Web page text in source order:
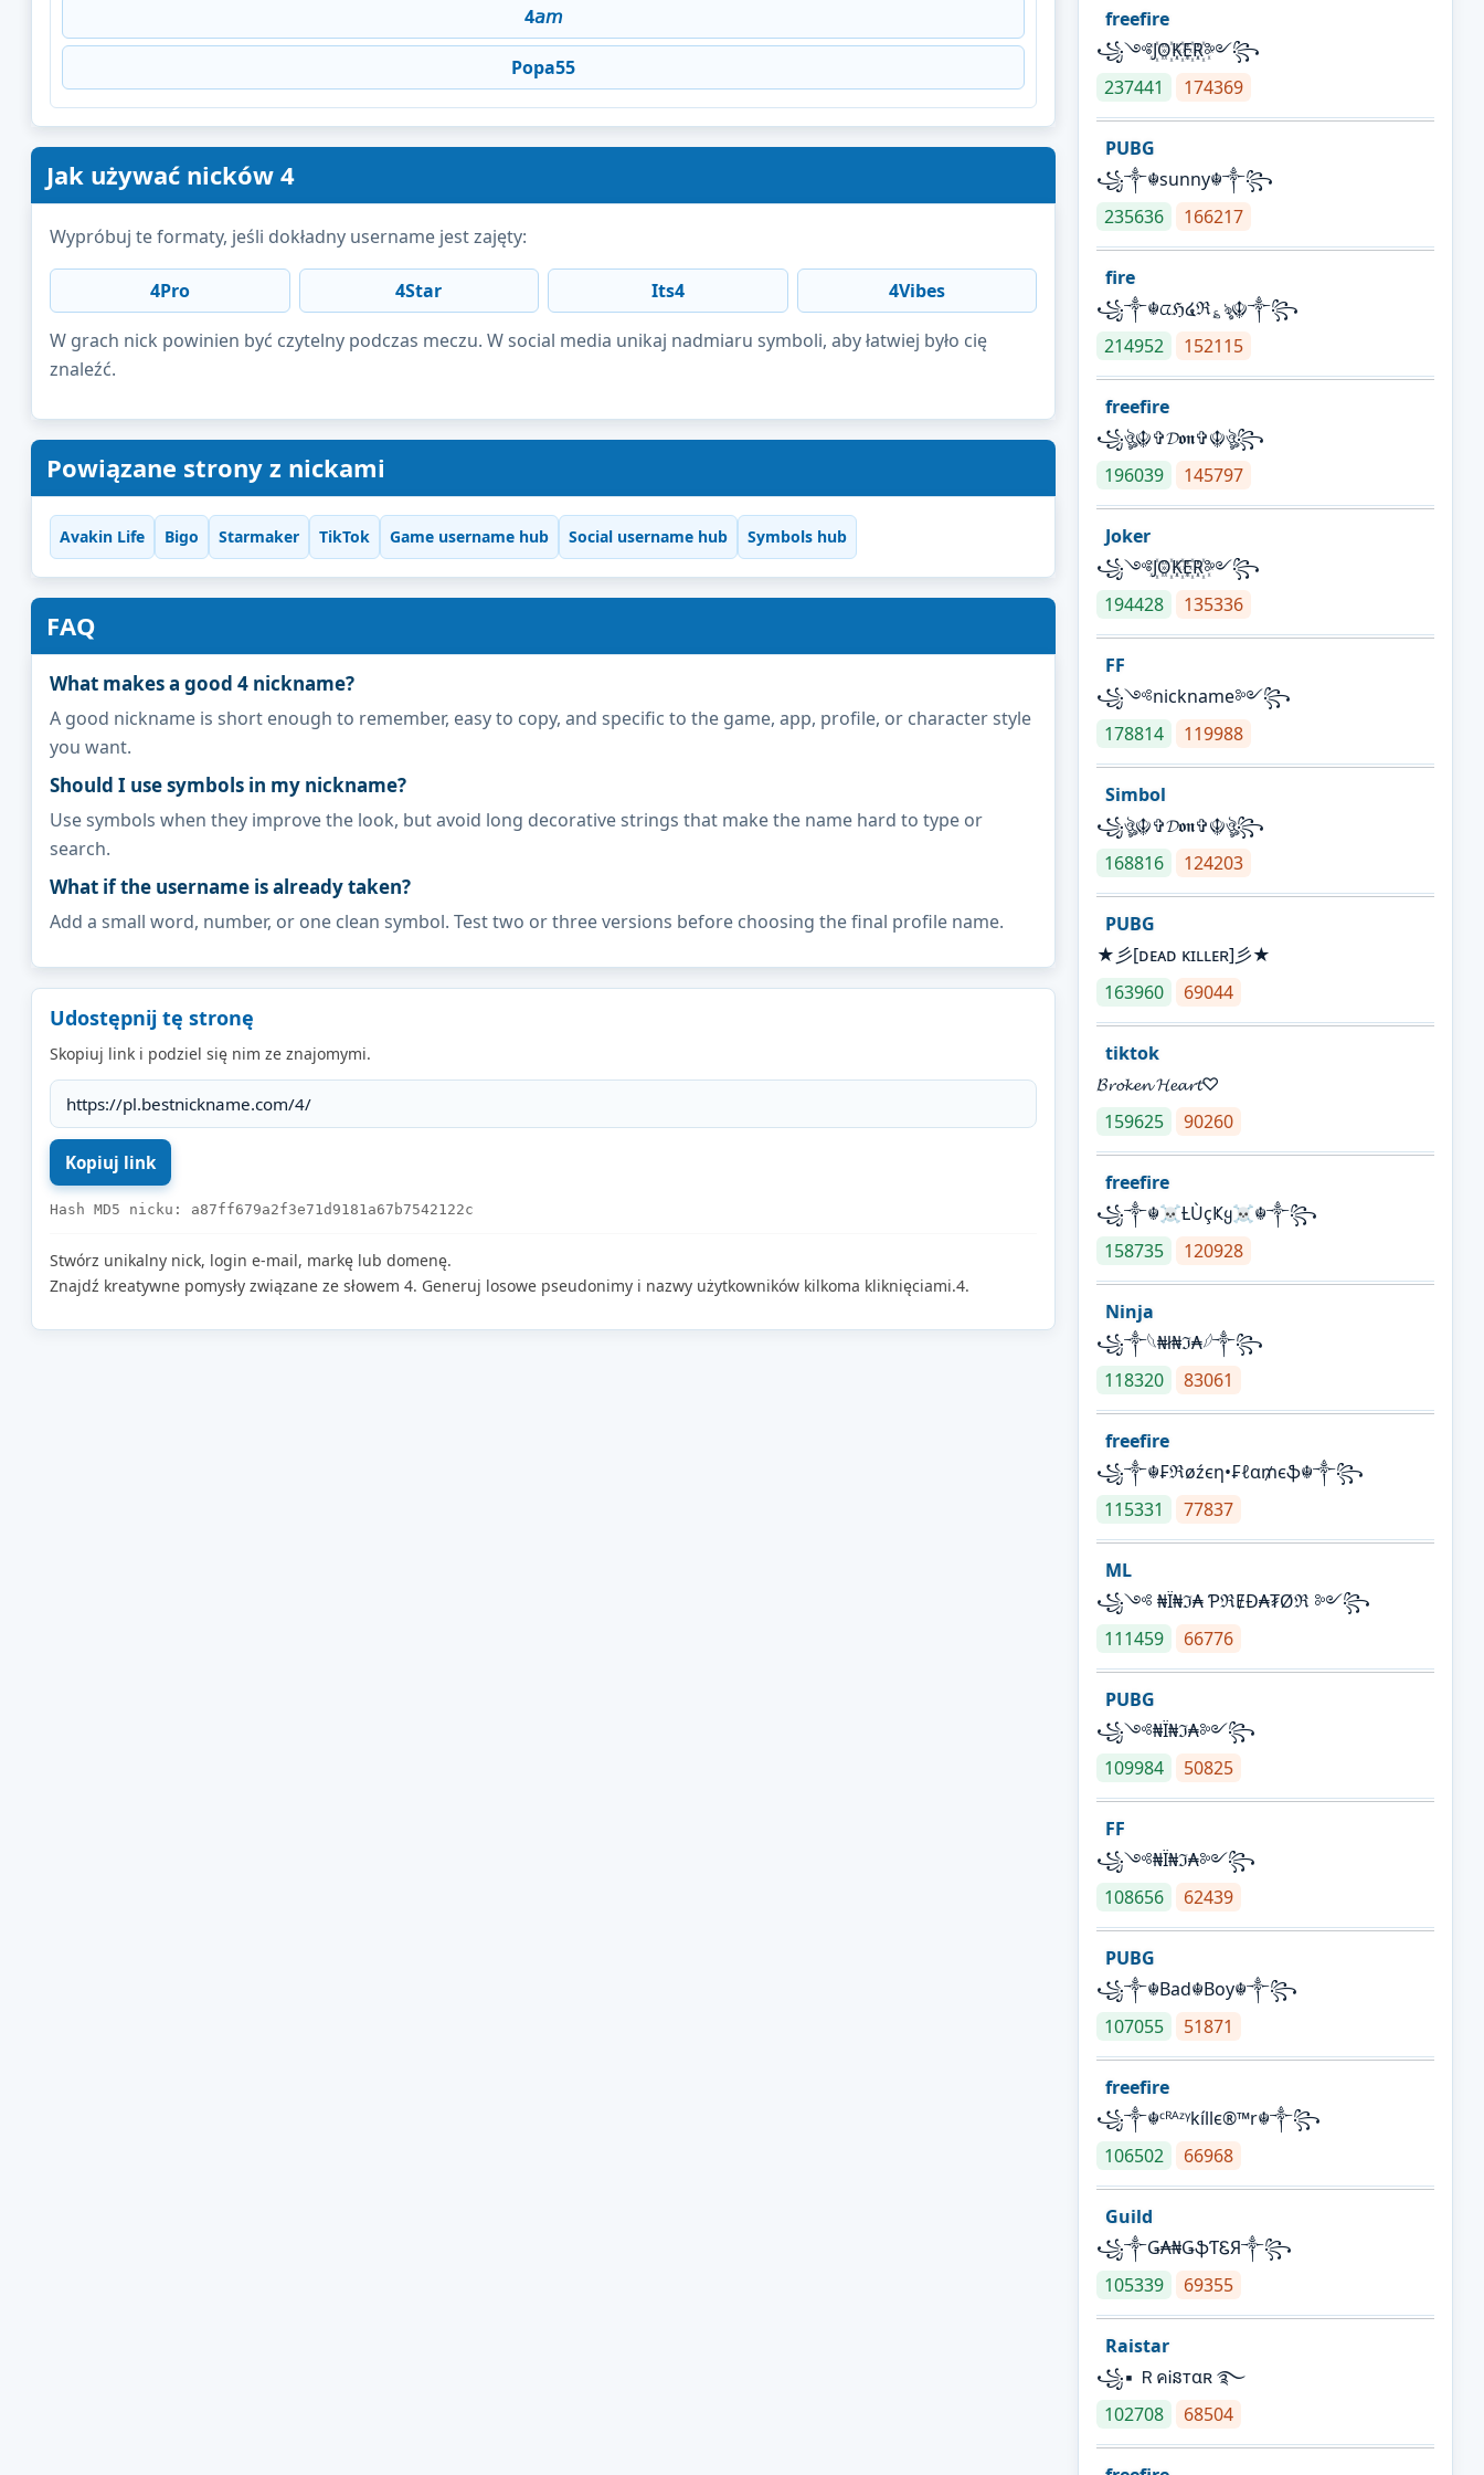
4𝘢𝘮
Popa55
Jak używać nicków 4
Wypróbuj te formaty, jeśli dokładny username jest zajęty:
4Pro 4Star Its4 4Vibes
W grach nick powinien być czytelny podczas meczu. W social media unikaj nadmiaru symboli, aby łatwiej było cię
znaleźć.
Powiązane strony z nickami
Avakin Life Bigo Starmaker TikTok Game username hub Social username hub Symbols hub
FAQ
What makes a good 4 nickname?
A good nickname is short enough to remember, easy to copy, and specific to the game, app, profile, or character style
you want.
Should I use symbols in my nickname?
Use symbols when they improve the look, but avoid long decorative strings that make the name hard to type or
search.
What if the username is already taken?
Add a small word, number, or one clean symbol. Test two or three versions before choosing the final profile name.
Udostępnij tę stronę
Skopiuj link i podziel się nim ze znajomymi.
Hash MD5 nicku: a87ff679a2f3e71d9181a67b7542122c
Stwórz unikalny nick, login e-mail, markę lub domenę.
Znajdź kreatywne pomysły związane ze słowem 4. Generuj losowe pseudonimy i nazwy użytkowników kilkoma kliknięciami.4.
freefire
꧁༺J꙰O꙰K꙰E꙰R꙰༻꧂
237441
174369
PUBG
꧁༒☬sunny☬༒꧂
235636
166217
fire
꧁༒☬ᤂℌ໔ℜ؏ৡ☬༒꧂
214952
152115
freefire
꧁ঔৣ☬✞𝓓𝖔𝖓✞☬ঔৣ꧂
196039
145797
Joker
꧁༺J꙰O꙰K꙰E꙰R꙰༻꧂
194428
135336
FF
꧁༺nickname༻꧂
178814
119988
Simbol
꧁ঔৣ☬✞𝓓𝖔𝖓✞☬ঔৣ꧂
168816
124203
PUBG
★彡[ᴅᴇᴀᴅ ᴋɪʟʟᴇʀ]彡★
163960
69044
tiktok
𝓑𝓻𝓸𝓴𝓮𝓷 𝓗𝓮𝓪𝓻𝓽♡
159625
90260
freefire
꧁༒☬☠Ƚ︎ÙçҜყ☠︎☬༒꧂
158735
120928
Ninja
꧁⁣༒𓆩₦ł₦ℑ₳𓆪༒꧂
118320
83061
freefire
꧁༒☬₣ℜøźєη•₣ℓα₥єֆ☬༒꧂
115331
77837
ML
꧁༺ ₦Ї₦ℑ₳ ƤℜɆĐ₳₮Øℜ ༻꧂
111459
66776
PUBG
꧁༺₦Ї₦ℑ₳༻꧂
109984
50825
FF
꧁༺₦Ї₦ℑ₳༻꧂
108656
62439
PUBG
꧁༒☬Bad☬Boy☬༒꧂
107055
51871
freefire
꧁༒☬ᶜᴿᴬᶻᵞkíllє®™r☬༒꧂
106502
66968
Guild
꧁༒Ǥ₳₦ǤֆƬᏋЯ༒꧂
105339
69355
Raistar
꧁▪ ＲคᎥនтαʀ ࿐
102708
68504